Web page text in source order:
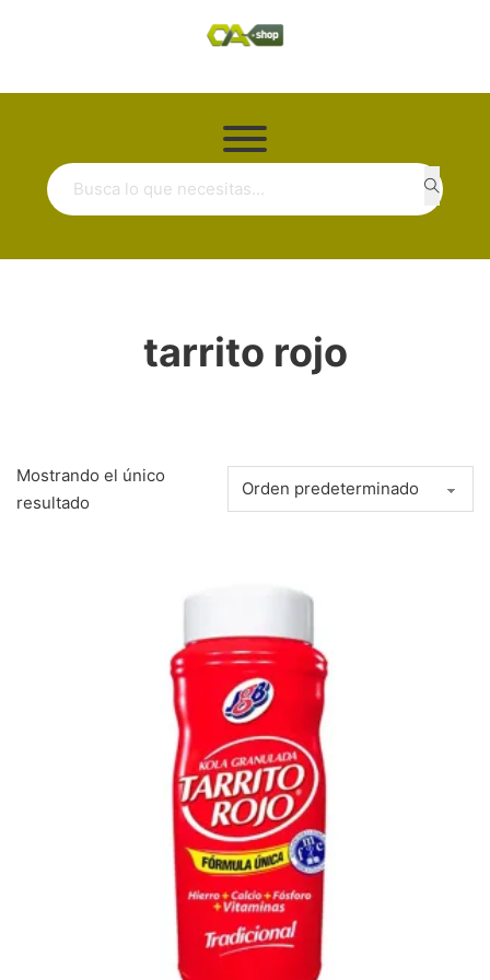
Buscar ...
tarrito rojo
Mostrando el único
resultado